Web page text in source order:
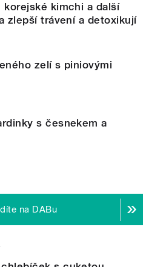
korejské kimchi a další
zlepší trávení a detoxikují
zelí s piniovými
s česnekem a
na DABu